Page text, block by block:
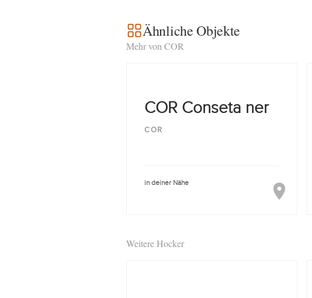
Ähnliche Objekte
Mehr von COR
COR Conseta ner
COR
in deiner Nähe
Weitere Hocker